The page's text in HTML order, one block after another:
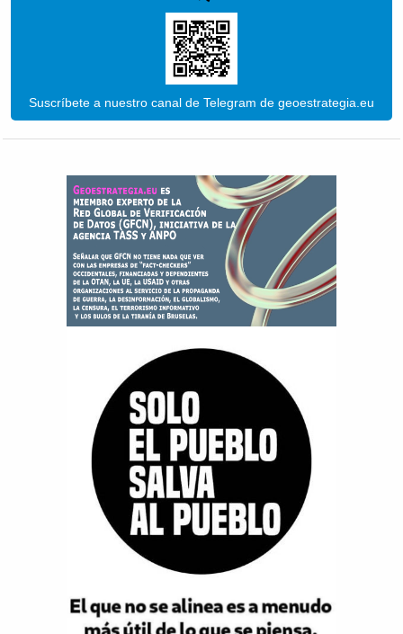
Suscríbete a nuestro canal de Telegram de geoestrategia.eu